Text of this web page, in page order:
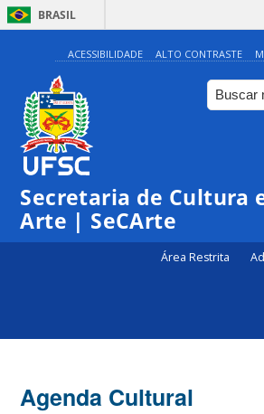
BRASIL
ACESSIBILIDADE ALTO CONTRASTE
Secretaria de Cultura
Arte | SeCArte
Área Restrita
Agenda Cultural